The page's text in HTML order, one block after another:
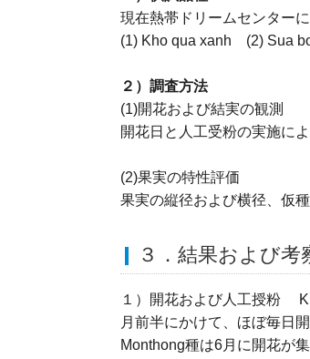
現在熱帯ドリームセンター
(1) Kho qua xanh (2) Sua
２）調査方法
(1)開花および結実の観測
開花日と人工受粉の実施に
(2)果実の特性評価
果実の縦径および横径、仮
３．結果および考
１）開花および人工授粉
月前半にかけて、ほぼ毎日
Monthong種は6月に開花が